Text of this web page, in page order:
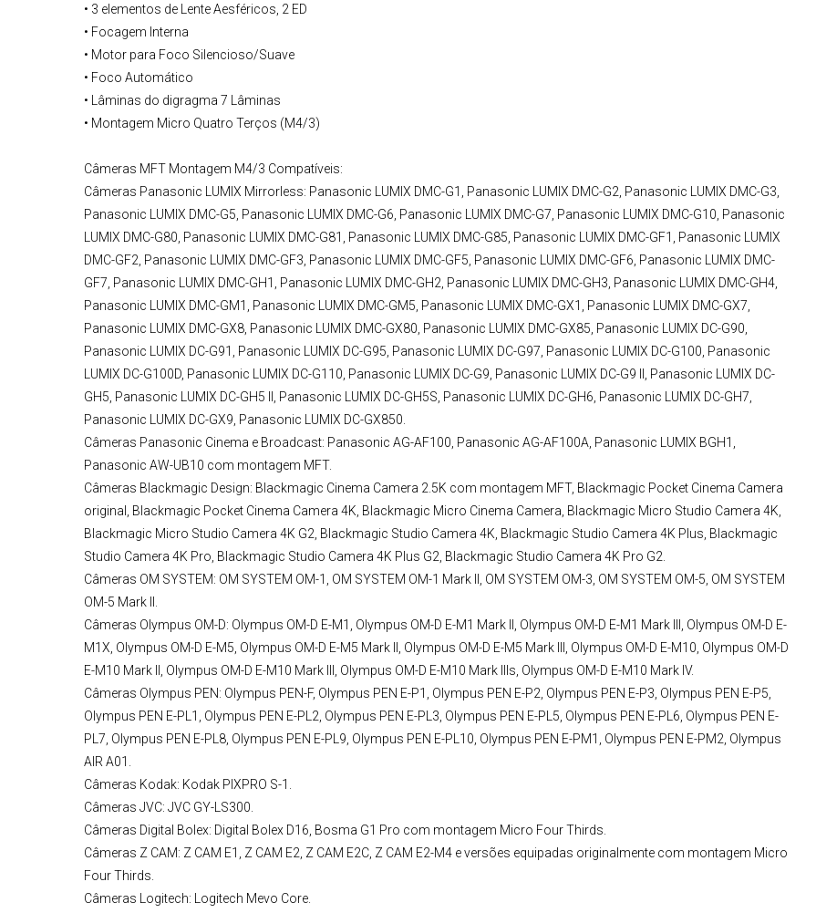
• 3 elementos de Lente Aesféricos, 2 ED
• Focagem Interna
• Motor para Foco Silencioso/Suave
• Foco Automático
• Lâminas do digragma 7 Lâminas
• Montagem Micro Quatro Terços (M4/3)
Câmeras MFT Montagem M4/3 Compatíveis:
Câmeras Panasonic LUMIX Mirrorless: Panasonic LUMIX DMC-G1, Panasonic LUMIX DMC-G2, Panasonic LUMIX DMC-G3,
Panasonic LUMIX DMC-G5, Panasonic LUMIX DMC-G6, Panasonic LUMIX DMC-G7, Panasonic LUMIX DMC-G10, Panasonic
LUMIX DMC-G80, Panasonic LUMIX DMC-G81, Panasonic LUMIX DMC-G85, Panasonic LUMIX DMC-GF1, Panasonic LUMIX
DMC-GF2, Panasonic LUMIX DMC-GF3, Panasonic LUMIX DMC-GF5, Panasonic LUMIX DMC-GF6, Panasonic LUMIX DMC-
GF7, Panasonic LUMIX DMC-GH1, Panasonic LUMIX DMC-GH2, Panasonic LUMIX DMC-GH3, Panasonic LUMIX DMC-GH4,
Panasonic LUMIX DMC-GM1, Panasonic LUMIX DMC-GM5, Panasonic LUMIX DMC-GX1, Panasonic LUMIX DMC-GX7,
Panasonic LUMIX DMC-GX8, Panasonic LUMIX DMC-GX80, Panasonic LUMIX DMC-GX85, Panasonic LUMIX DC-G90,
Panasonic LUMIX DC-G91, Panasonic LUMIX DC-G95, Panasonic LUMIX DC-G97, Panasonic LUMIX DC-G100, Panasonic
LUMIX DC-G100D, Panasonic LUMIX DC-G110, Panasonic LUMIX DC-G9, Panasonic LUMIX DC-G9 II, Panasonic LUMIX DC-
GH5, Panasonic LUMIX DC-GH5 II, Panasonic LUMIX DC-GH5S, Panasonic LUMIX DC-GH6, Panasonic LUMIX DC-GH7,
Panasonic LUMIX DC-GX9, Panasonic LUMIX DC-GX850.
Câmeras Panasonic Cinema e Broadcast: Panasonic AG-AF100, Panasonic AG-AF100A, Panasonic LUMIX BGH1,
Panasonic AW-UB10 com montagem MFT.
Câmeras Blackmagic Design: Blackmagic Cinema Camera 2.5K com montagem MFT, Blackmagic Pocket Cinema Camera
original, Blackmagic Pocket Cinema Camera 4K, Blackmagic Micro Cinema Camera, Blackmagic Micro Studio Camera 4K,
Blackmagic Micro Studio Camera 4K G2, Blackmagic Studio Camera 4K, Blackmagic Studio Camera 4K Plus, Blackmagic
Studio Camera 4K Pro, Blackmagic Studio Camera 4K Plus G2, Blackmagic Studio Camera 4K Pro G2.
Câmeras OM SYSTEM: OM SYSTEM OM-1, OM SYSTEM OM-1 Mark II, OM SYSTEM OM-3, OM SYSTEM OM-5, OM SYSTEM
OM-5 Mark II.
Câmeras Olympus OM-D: Olympus OM-D E-M1, Olympus OM-D E-M1 Mark II, Olympus OM-D E-M1 Mark III, Olympus OM-D E-
M1X, Olympus OM-D E-M5, Olympus OM-D E-M5 Mark II, Olympus OM-D E-M5 Mark III, Olympus OM-D E-M10, Olympus OM-D
E-M10 Mark II, Olympus OM-D E-M10 Mark III, Olympus OM-D E-M10 Mark IIIs, Olympus OM-D E-M10 Mark IV.
Câmeras Olympus PEN: Olympus PEN-F, Olympus PEN E-P1, Olympus PEN E-P2, Olympus PEN E-P3, Olympus PEN E-P5,
Olympus PEN E-PL1, Olympus PEN E-PL2, Olympus PEN E-PL3, Olympus PEN E-PL5, Olympus PEN E-PL6, Olympus PEN E-
PL7, Olympus PEN E-PL8, Olympus PEN E-PL9, Olympus PEN E-PL10, Olympus PEN E-PM1, Olympus PEN E-PM2, Olympus
AIR A01.
Câmeras Kodak: Kodak PIXPRO S-1.
Câmeras JVC: JVC GY-LS300.
Câmeras Digital Bolex: Digital Bolex D16, Bosma G1 Pro com montagem Micro Four Thirds.
Câmeras Z CAM: Z CAM E1, Z CAM E2, Z CAM E2C, Z CAM E2-M4 e versões equipadas originalmente com montagem Micro
Four Thirds.
Câmeras Logitech: Logitech Mevo Core.